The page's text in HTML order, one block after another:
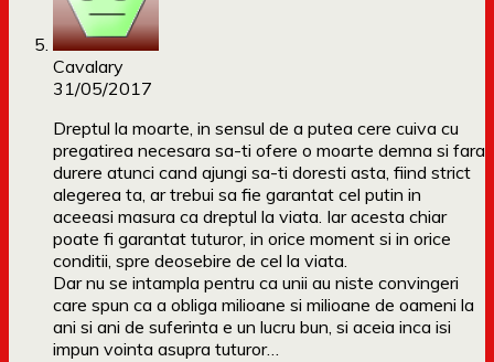
Cavalary
31/05/2017
Dreptul la moarte, in sensul de a putea cere cuiva cu
pregatirea necesara sa-ti ofere o moarte demna si fara
durere atunci cand ajungi sa-ti doresti asta, fiind strict
alegerea ta, ar trebui sa fie garantat cel putin in
aceeasi masura ca dreptul la viata. Iar acesta chiar
poate fi garantat tuturor, in orice moment si in orice
conditii, spre deosebire de cel la viata.
Dar nu se intampla pentru ca unii au niste convingeri
care spun ca a obliga milioane si milioane de oameni la
ani si ani de suferinta e un lucru bun, si aceia inca isi
impun vointa asupra tuturor…